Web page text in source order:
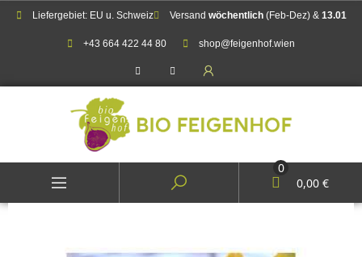
Liefergebiet: EU u. Schweiz Versand wöchentlich(Feb-Dez) & 13.01
+43 664 422 44 80 shop@feigenhof.wien
0
0,00 €